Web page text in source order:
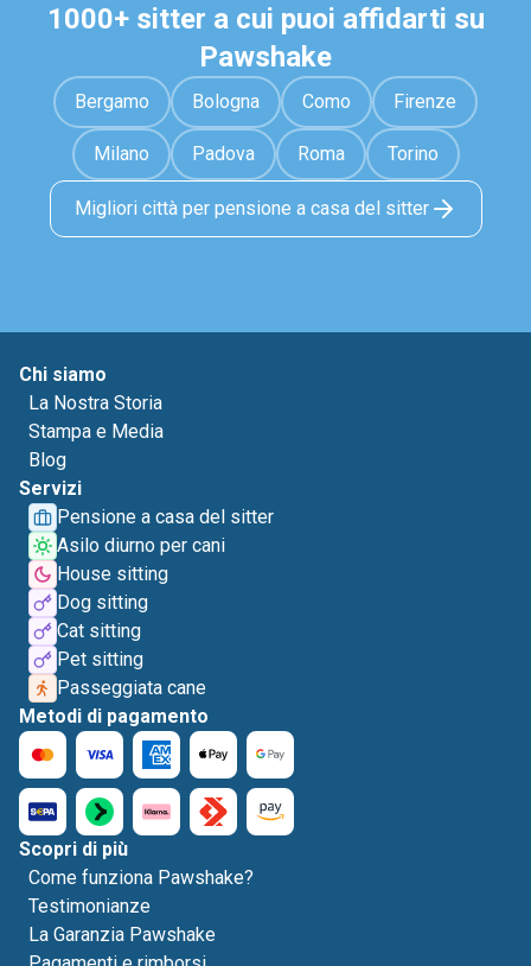
1000+ sitter a cui puoi affidarti su
Pawshake
Bergamo Bologna Como Firenze
Milano Padova Roma Torino
Migliori città per pensione a casa del sitter
Chi siamo
La Nostra Storia
Stampa e Media
Blog
Servizi
Pensione a casa del sitter
Asilo diurno per cani
House sitting
Dog sitting
Cat sitting
Pet sitting
Passeggiata cane
Metodi di pagamento
Scopri di più
Come funziona Pawshake?
Testimonianze
La Garanzia Pawshake